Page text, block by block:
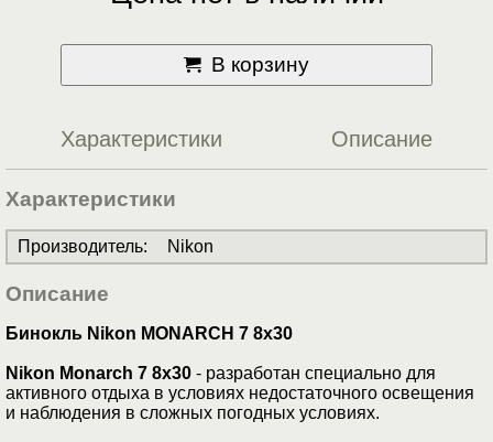
В корзину
Характеристики Описание
Характеристики
Производитель: Nikon
Описание
Бинокль Nikon MONARCH 7 8x30
Nikon Monarch 7 8x30 - разработан специально для
активного отдыха в условиях недостаточного освещения
и наблюдения в сложных погодных условиях.